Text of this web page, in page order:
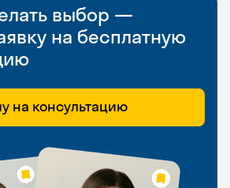
выбор —
на бесплатную
на консультацию